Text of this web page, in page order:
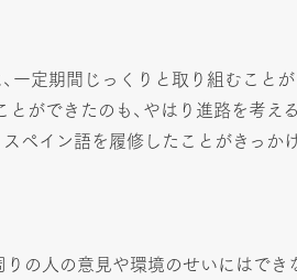
一定期間じっくりと取り組むことが
ができたのも、やはり進路を考え
ペイン語を履修したことがきっか
の人の意見や環境のせいにはでき